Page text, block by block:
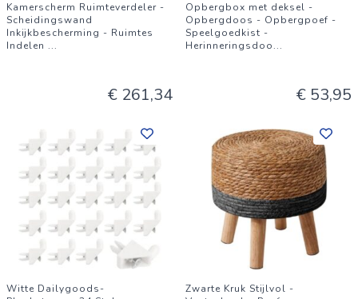
Kamerscherm Ruimteverdeler -
Scheidingswand
Inkijkbescherming - Ruimtes
Indelen ...
€ 261,34
Opbergbox met deksel -
Opbergdoos - Opbergpoef -
Speelgoedkist -
Herinneringsdoo...
€ 53,95
Witte Dailygoods-
Zwarte Kruk Stijlvol -